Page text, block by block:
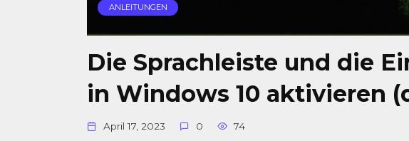
ANLEITUNGEN
Die Sprachleiste und die
in Windows 10 aktivieren
April 17, 2023 0 74